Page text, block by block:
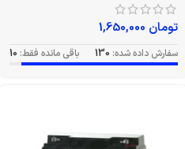
تومان
سفارش داده شده: 130 باقی مانده فقط: 10